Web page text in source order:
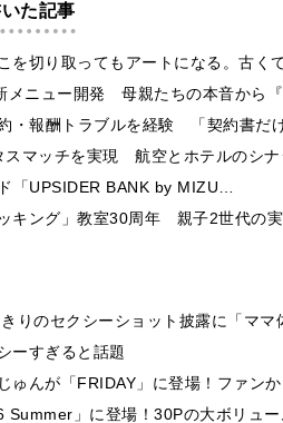
た記事
を切り取ってもアートになる。古く
メニュー開発 母親たちの本音から
・報酬トラブルを経験 「契約書だ
スマッチを実現 航空とホテルのシ
「UPSIDER BANK by MIZU…
キング」教室30周年 親子2世代の
りのセクシーショット披露に「ママ
ーすぎると話題
ゅんが「FRIDAY」に登場！ファン
」に登場！30Pの大ボリュー